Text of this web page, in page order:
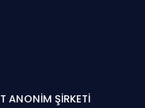
ANONİM ŞİRKETİ